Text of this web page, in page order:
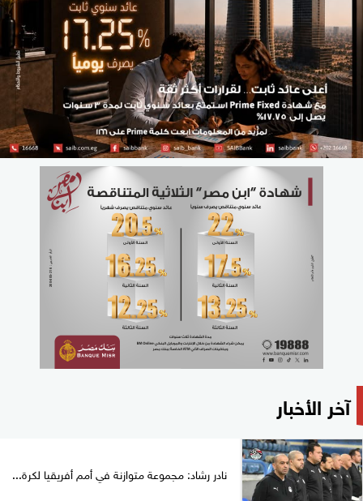
آخر الأخبار
نادر رشاد: مجموعة متوازنة في أمم أفريقيا لكرة...